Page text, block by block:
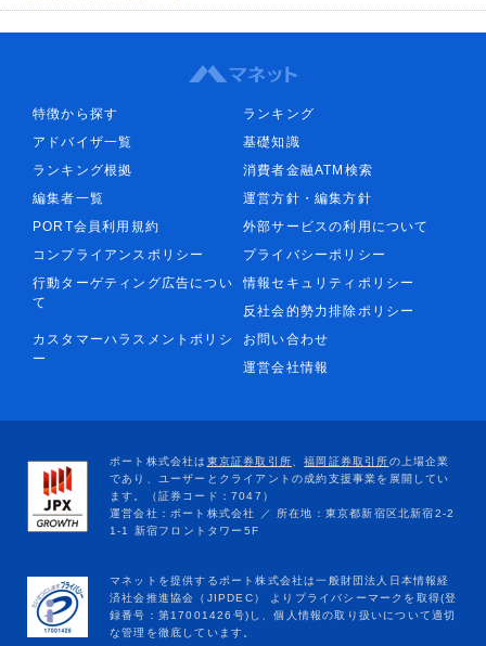
特徴から探す
ランキング
アドバイザ一覧
基礎知識
ランキング根拠
消費者金融ATM検索
編集者一覧
運営方針・編集方針
PORT会員利用規約
外部サービスの利用について
コンプライアンスポリシー
プライバシーポリシー
行動ターゲティング広告につい
て
情報セキュリティポリシー
反社会的勢力排除ポリシー
カスタマーハラスメントポリシ
ー
お問い合わせ
運営会社情報